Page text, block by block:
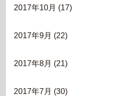
2017年10月 (17)
2017年9月 (22)
2017年8月 (21)
2017年7月 (30)